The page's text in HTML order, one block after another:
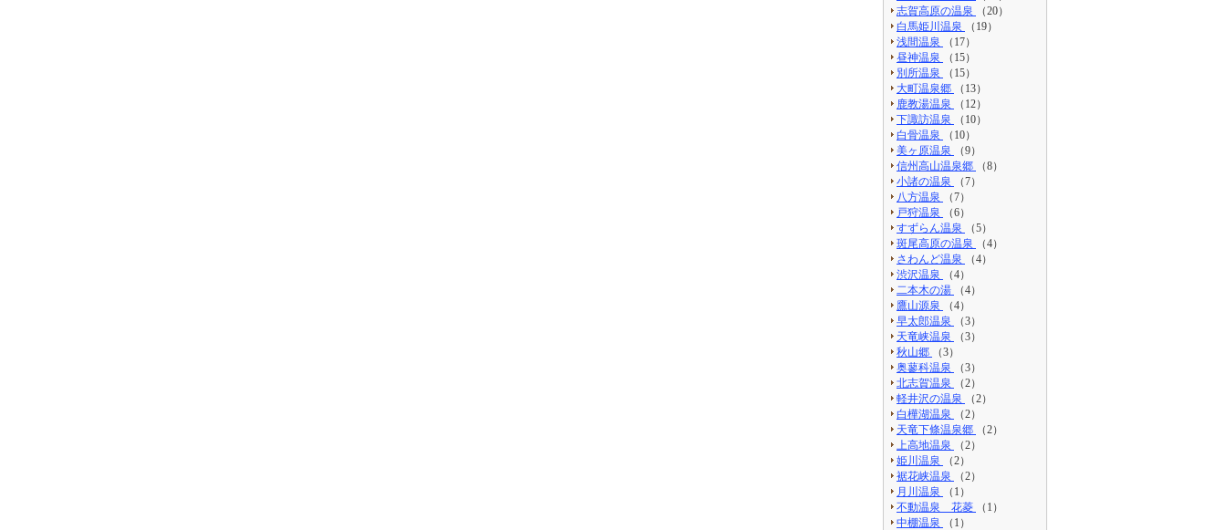
志賀高原の温泉
（20）
白馬姫川温泉
（19）
浅間温泉
（17）
昼神温泉
（15）
別所温泉
（15）
大町温泉郷
（13）
鹿教湯温泉
（12）
下諏訪温泉
（10）
白骨温泉
（10）
美ヶ原温泉
（9）
信州高山温泉郷
（8）
小諸の温泉
（7）
八方温泉
（7）
戸狩温泉
（6）
すずらん温泉
（5）
斑尾高原の温泉
（4）
さわんど温泉
（4）
渋沢温泉
（4）
二本木の湯
（4）
鷹山源泉
（4）
早太郎温泉
（3）
天竜峡温泉
（3）
秋山郷
（3）
奥蓼科温泉
（3）
北志賀温泉
（2）
軽井沢の温泉
（2）
白樺湖温泉
（2）
天竜下條温泉郷
（2）
上高地温泉
（2）
姫川温泉
（2）
裾花峡温泉
（2）
月川温泉
（1）
不動温泉 花菱
（1）
中棚温泉
（1）